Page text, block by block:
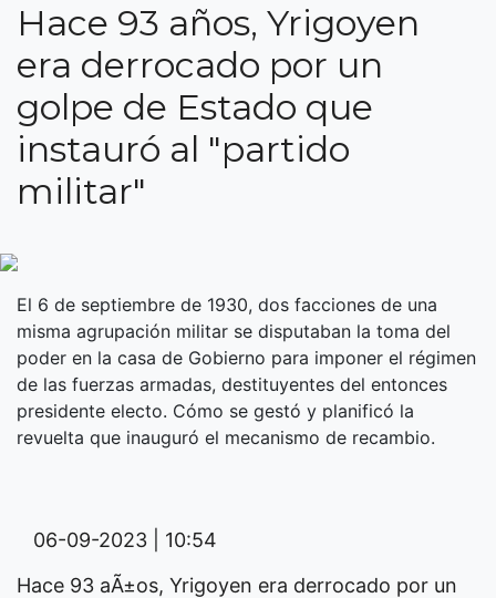
Hace 93 años, Yrigoyen
era derrocado por un
golpe de Estado que
instauró al "partido
militar"
El 6 de septiembre de 1930, dos facciones de una
misma agrupación militar se disputaban la toma del
poder en la casa de Gobierno para imponer el régimen
de las fuerzas armadas, destituyentes del entonces
presidente electo. Cómo se gestó y planificó la
revuelta que inauguró el mecanismo de recambio.
06-09-2023 | 10:54
Hace 93 aÃ±os, Yrigoyen era derrocado por un